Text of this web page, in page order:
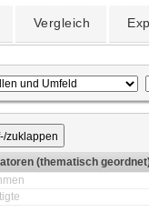
Vergleich
zuklappen
(thematisch